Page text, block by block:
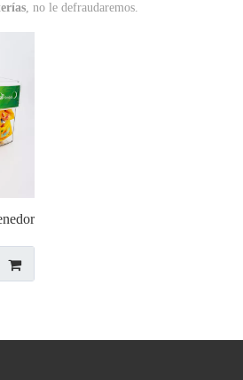
, no le defraudaremos.